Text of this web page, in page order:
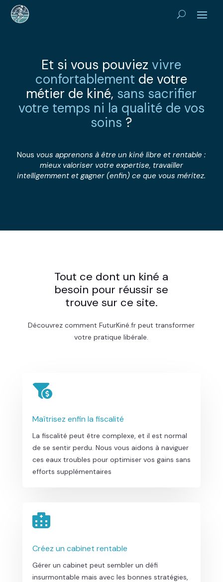
Et si vous pouviezvivre
confortablement de votre
métier de kiné, sans sacrifier
votre temps ni la qualité de vos
soins ?
Nous vous apprenons à être un kiné libre et rentable :
mieux valoriser votre expertise, travailler
intelligemment et gagner (enfin) ce que vous méritez.
Tout ce dont un kiné a
besoin pour réussir se
trouve sur ce site.
Découvrez comment FuturKiné.fr peut transformer
votre pratique libérale.

Maîtrisez enfin la fiscalité
La fiscalité peut être complexe, et il est normal
de se sentir perdu. Nous vous aidons à naviguer
ces eaux troubles pour optimiser vos gains sans
efforts supplémentaires

Créez un cabinet rentable
Gérer un cabinet peut sembler un défi
insurmontable mais avec les bonnes stratégies,